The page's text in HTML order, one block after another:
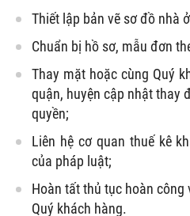
Thiết lập bản vẽ sơ đồ nhà
Chuẩn bị hồ sơ, mẫu đơn
Thay mặt hoặc cùng Quý
quận, huyện cập nhật thay
quyền;
Liên hệ cơ quan thuế kê
của pháp luật;
Hoàn tất thủ tục hoàn
Quý khách hàng.